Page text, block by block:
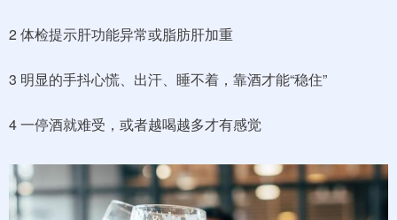
2 体检提示肝功能异常或脂肪肝加重
3 明显的手抖心慌、出汗、睡不着，靠酒才能“稳住”
4 一停酒就难受，或者越喝越多才有感觉